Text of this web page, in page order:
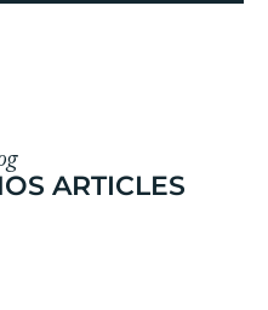
ARTICLES